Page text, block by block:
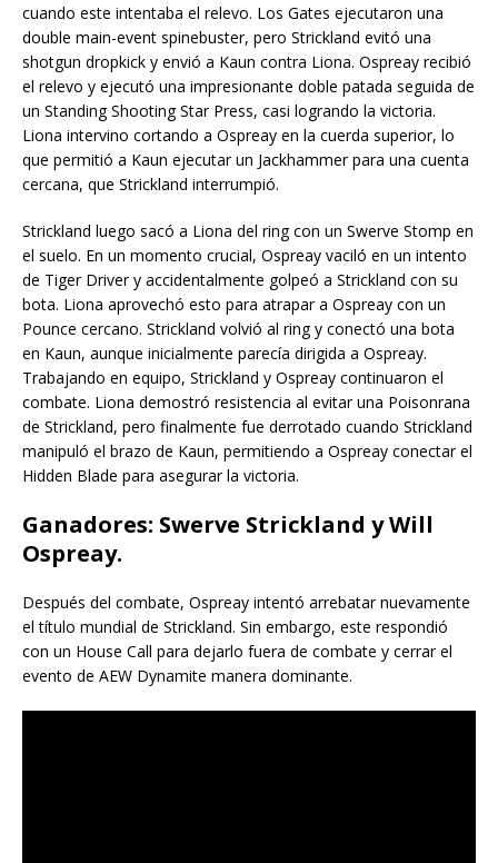
cuando este intentaba el relevo. Los Gates ejecutaron una
double main-event spinebuster, pero Strickland evitó una
shotgun dropkick y envió a Kaun contra Liona. Ospreay recibió
el relevo y ejecutó una impresionante doble patada seguida de
un Standing Shooting Star Press, casi logrando la victoria.
Liona intervino cortando a Ospreay en la cuerda superior, lo
que permitió a Kaun ejecutar un Jackhammer para una cuenta
cercana, que Strickland interrumpió.
Strickland luego sacó a Liona del ring con un Swerve Stomp en
el suelo. En un momento crucial, Ospreay vaciló en un intento
de Tiger Driver y accidentalmente golpeó a Strickland con su
bota. Liona aprovechó esto para atrapar a Ospreay con un
Pounce cercano. Strickland volvió al ring y conectó una bota
en Kaun, aunque inicialmente parecía dirigida a Ospreay.
Trabajando en equipo, Strickland y Ospreay continuaron el
combate. Liona demostró resistencia al evitar una Poisonrana
de Strickland, pero finalmente fue derrotado cuando Strickland
manipuló el brazo de Kaun, permitiendo a Ospreay conectar el
Hidden Blade para asegurar la victoria.
Ganadores: Swerve Strickland y Will
Ospreay.
Después del combate, Ospreay intentó arrebatar nuevamente
el título mundial de Strickland. Sin embargo, este respondió
con un House Call para dejarlo fuera de combate y cerrar el
evento de AEW Dynamite manera dominante.